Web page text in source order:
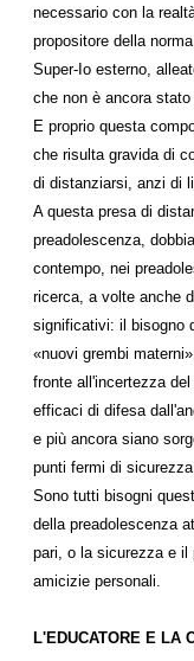
necessario con la
propositore della
Super-Io esterno,
che non è ancora
E proprio questa
che risulta gravida di
di distanziarsi, anzi di
A questa presa di
preadolescenza,
contempo, nei
ricerca, a volte anche
significativi: il bisogno
«nuovi grembi
fronte all'incertezza
efficaci di difesa
e più ancora siano
punti fermi di
Sono tutti bisogni
della preadolescenza
pari, o la sicurezza e il
amicizie personali.
L'EDUCATORE E LA